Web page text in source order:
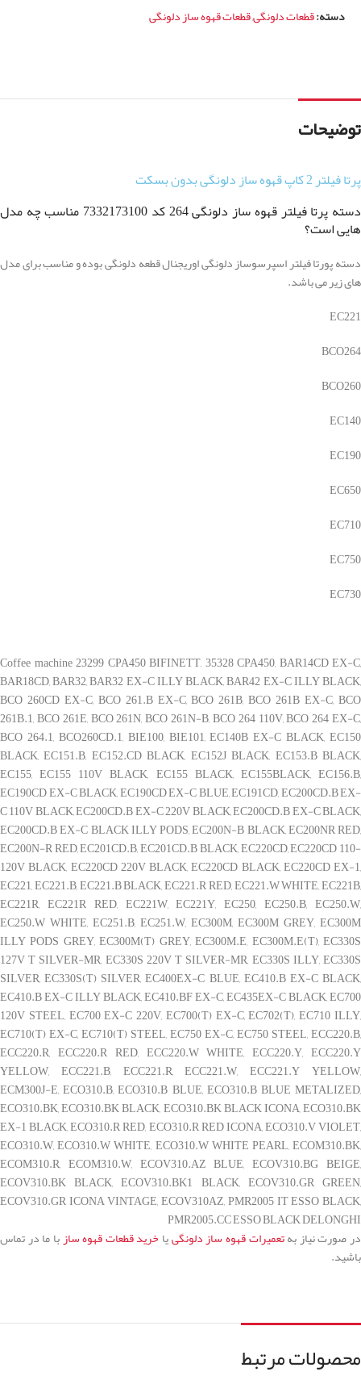
دسته:قطعات دلونگی,قطعات قهوه ساز دلونگی
توضیحات
پرتا فیلتر 2 کاپ قهوه ساز دلونگی بدون بسکت
دسته پرتا فیلتر قهوه ساز دلونگی 264 کد 7332173100 مناسب چه مدل
هایی است؟
دسته پورتا فیلتر اسپرسوساز دلونگی اوریجنال قطعه دلونگی بوده و مناسب برای مدل
های زیر می باشد.
EC221
BCO264
BCO260
EC140
EC190
EC650
EC710
EC750
EC730
Coffee machine 23299 CPA450 BIFINETT, 35328 CPA450, BAR14CD EX-C,
BAR18CD, BAR32, BAR32 EX-C ILLY BLACK, BAR42 EX-C ILLY BLACK,
BCO 260CD EX-C, BCO 261.B EX-C, BCO 261B, BCO 261B EX-C, BCO
261B.1, BCO 261E, BCO 261N, BCO 261N-B, BCO 264 110V, BCO 264 EX-C,
BCO 264.1, BCO260CD.1, BIE100, BIE101, EC140B EX-C BLACK, EC150
BLACK, EC151.B, EC152.CD BLACK, EC152J BLACK, EC153.B BLACK,
EC155, EC155 110V BLACK, EC155 BLACK, EC155BLACK, EC156.B,
EC190CD EX-C BLACK, EC190CD EX-C BLUE, EC191CD, EC200CD.B EX-
C 110V BLACK, EC200CD.B EX-C 220V BLACK, EC200CD.B EX-C BLACK,
EC200CD.B EX-C BLACK ILLY PODS, EC200N-B BLACK, EC200NR RED,
EC200N-R RED, EC201CD.B, EC201CD.B BLACK, EC220CD, EC220CD 110-
120V BLACK, EC220CD 220V BLACK, EC220CD BLACK, EC220CD EX-1,
EC221, EC221.B, EC221.B BLACK, EC221.R RED, EC221.W WHITE, EC221B,
EC221R, EC221R RED, EC221W, EC221Y, EC250, EC250.B, EC250.W,
EC250.W WHITE, EC251.B, EC251.W, EC300M, EC300M GREY, EC300M
ILLY PODS GREY, EC300M(T) GREY, EC300M.E, EC300M.E(T), EC330S
127V T SILVER-MR, EC330S 220V T SILVER-MR, EC330S ILLY, EC330S
SILVER, EC330S(T) SILVER, EC400EX-C BLUE, EC410.B EX-C BLACK,
EC410.B EX-C ILLY BLACK, EC410.BF EX-C, EC435EX-C BLACK, EC700
120V STEEL, EC700 EX-C 220V, EC700(T) EX-C, EC702(T), EC710 ILLY,
EC710(T) EX-C, EC710(T) STEEL, EC750 EX-C, EC750 STEEL, ECC220.B,
ECC220.R, ECC220.R RED, ECC220.W WHITE, ECC220.Y, ECC220.Y
YELLOW, ECC221.B, ECC221.R, ECC221.W, ECC221.Y YELLOW,
ECM300J-E, ECO310.B, ECO310.B BLUE, ECO310.B BLUE METALIZED,
ECO310.BK, ECO310.BK BLACK, ECO310.BK BLACK ICONA, ECO310.BK
EX-1 BLACK, ECO310.R RED, ECO310.R RED ICONA, ECO310.V VIOLET,
ECO310.W, ECO310.W WHITE, ECO310.W WHITE PEARL, ECOM310.BK,
ECOM310.R, ECOM310.W, ECOV310.AZ BLUE, ECOV310.BG BEIGE,
ECOV310.BK BLACK, ECOV310.BK1 BLACK, ECOV310.GR GREEN,
ECOV310.GR ICONA VINTAGE, ECOV310AZ, PMR2005 IT ESSO BLACK,
PMR2005.CC ESSO BLACK DELONGHI
در صورت نیاز بهتعمیرات قهوه ساز دلونگییا خرید قطعات قهوه سازبا ما در تماس
باشید.
محصولات مرتبط